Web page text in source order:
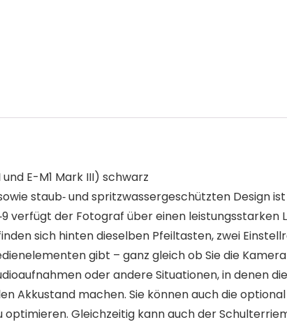
E-M1 Mark III) schwarz
staub‑ und spritzwassergeschützten Design
verfügt der Fotograf über einen leistungsstarken
sich hinten dieselben Pfeiltasten, zwei
gibt – ganz gleich ob Sie die
oder andere Situationen, in denen
Akkustand machen. Sie können auch die
Gleichzeitig kann auch der